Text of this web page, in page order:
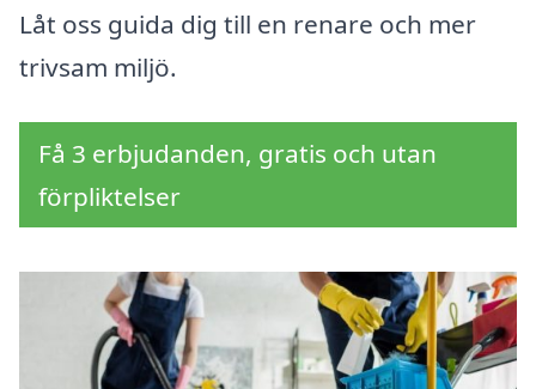
Låt oss guida dig till en renare och mer
trivsam miljö.
Få 3 erbjudanden, gratis och utan
förpliktelser